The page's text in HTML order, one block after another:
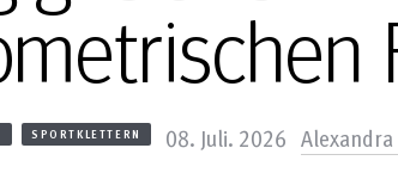
SPORTKLETTERN 08. Juli. 2026